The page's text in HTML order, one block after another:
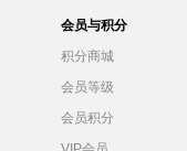
会员与积分
积分商城
会员等级
会员积分